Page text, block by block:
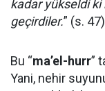
kadar yükseldi ki
geçirdiler.” (s. 47)
Bu “ma’el-hurr”
Yani, nehir